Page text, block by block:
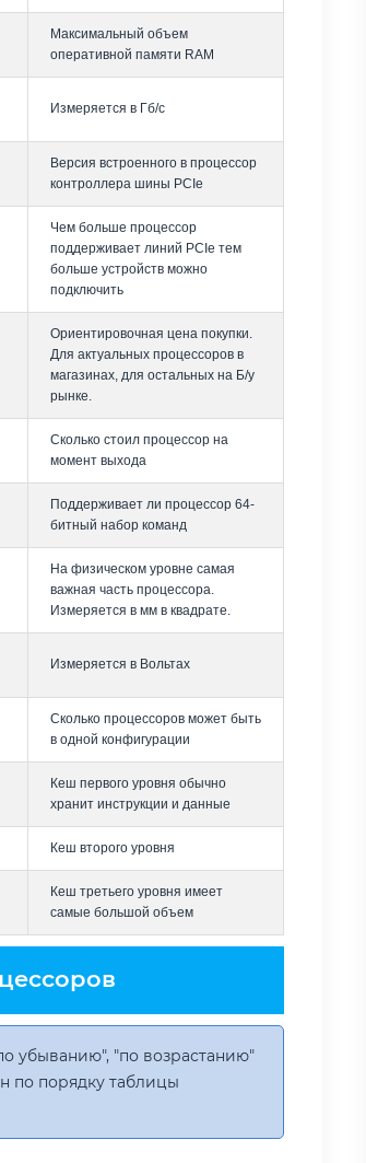
Максимальный объем
оперативной памяти RAM
Измеряется в Гб/с
Версия встроенного в процессор
контроллера шины PCIe
Чем больше процессор
поддерживает линий PCIe тем
больше устройств можно
подключить
Ориентировочная цена покупки.
Для актуальных процессоров в
магазинах, для остальных на Б/у
рынке.
Сколько стоил процессор на
момент выхода
Поддерживает ли процессор 64-
битный набор команд
На физическом уровне самая
важная часть процессора.
Измеряется в мм в квадрате.
Измеряется в Вольтах
Сколько процессоров может быть
в одной конфигурации
Кеш первого уровня обычно
хранит инструкции и данные
Кеш второго уровня
Кеш третьего уровня имеет
самые большой объем
убыванию", "по возрастанию"
по порядку таблицы